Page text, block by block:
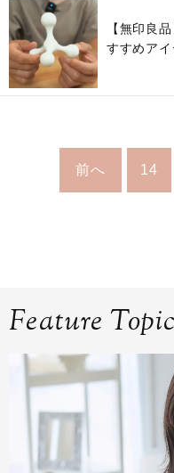
【無印良
すすめア
前へ 14
Feature